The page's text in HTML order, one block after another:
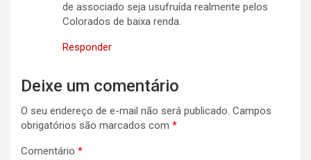
de associado seja usufruída realmente pelos
Colorados de baixa renda.
Responder
Deixe um comentário
O seu endereço de e-mail não será publicado. Campos
obrigatórios são marcados com *
Comentário *